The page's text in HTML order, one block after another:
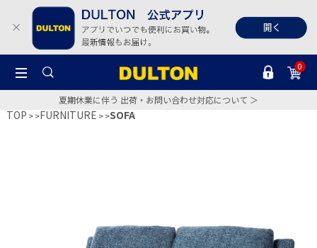
0
夏期休業に伴う 出荷・お問い合わせ対応について ＞
TOP >FURNITURE >SOFA